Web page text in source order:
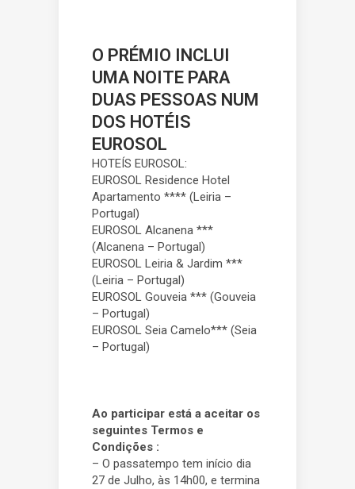
O PRÉMIO INCLUI
UMA NOITE PARA
DUAS PESSOAS NUM
DOS HOTÉIS
EUROSOL
HOTEÍS EUROSOL:
EUROSOL Residence Hotel
Apartamento **** (Leiria –
Portugal)
EUROSOL Alcanena ***
(Alcanena – Portugal)
EUROSOL Leiria & Jardim ***
(Leiria – Portugal)
EUROSOL Gouveia *** (Gouveia
– Portugal)
EUROSOL Seia Camelo*** (Seia
– Portugal)
Ao participar está a aceitar os
seguintes Termos e
Condições :
– O passatempo tem início dia
27 de Julho, às 14h00, e termina